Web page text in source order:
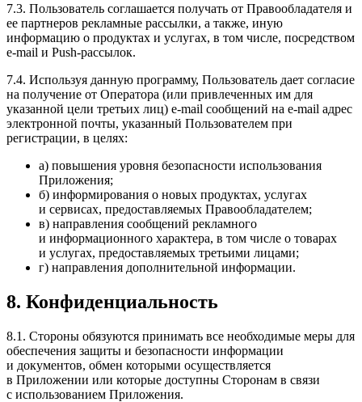
7.3. Пользователь соглашается получать от Правообладателя и
ее партнеров рекламные рассылки, а также, иную
информацию о продуктах и услугах, в том числе, посредством
e-mail и Push-рассылок.
7.4. Используя данную программу, Пользователь дает согласие
на получение от Оператора (или привлеченных им для
указанной цели третьих лиц) e-mail сообщений на e-mail адрес
электронной почты, указанный Пользователем при
регистрации, в целях:
а) повышения уровня безопасности использования
Приложения;
б) информирования о новых продуктах, услугах
и сервисах, предоставляемых Правообладателем;
в) направления сообщений рекламного
и информационного характера, в том числе о товарах
и услугах, предоставляемых третьими лицами;
г) направления дополнительной информации.
8. Конфиденциальность
8.1. Стороны обязуются принимать все необходимые меры для
обеспечения защиты и безопасности информации
и документов, обмен которыми осуществляется
в Приложении или которые доступны Сторонам в связи
с использованием Приложения.